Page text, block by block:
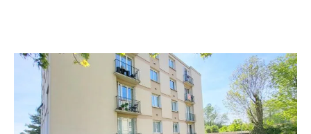
EAUBONNE 95
53 m
Ref : 10319
Appartement F3 à vendre